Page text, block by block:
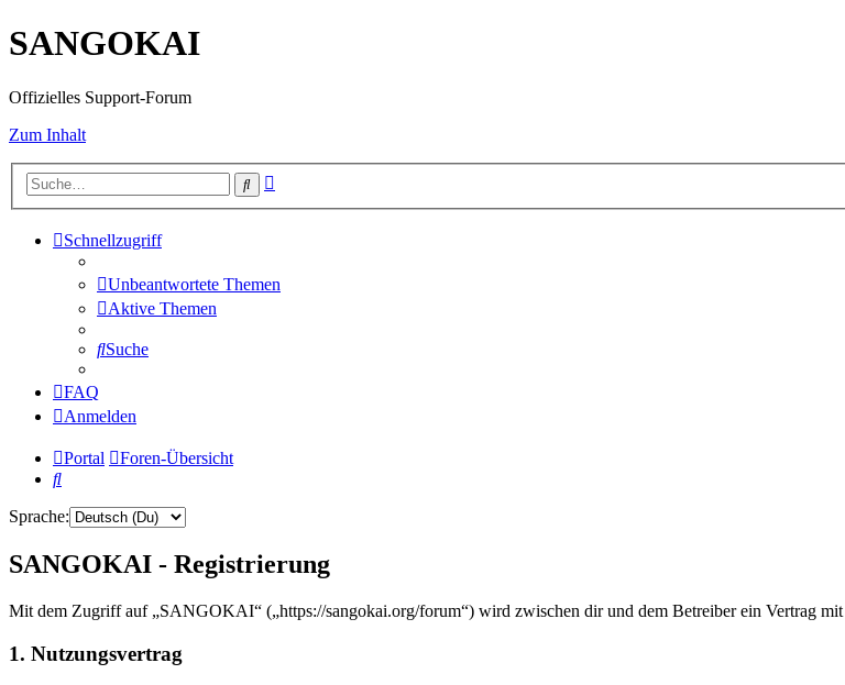
SANGOKAI
Offizielles Support-Forum
Zum Inhalt
Suche
Schnellzugriff
Unbeantwortete Themen
Aktive Themen
Suche
FAQ
Anmelden
Portal
Foren-Übersicht
Suche
Sprache:
SANGOKAI - Registrierung
Mit dem Zugriff auf „SANGOKAI“ („https://sangokai.org/forum“) wird zwischen dir und dem Betreiber ein Vertrag mit
1. Nutzungsvertrag